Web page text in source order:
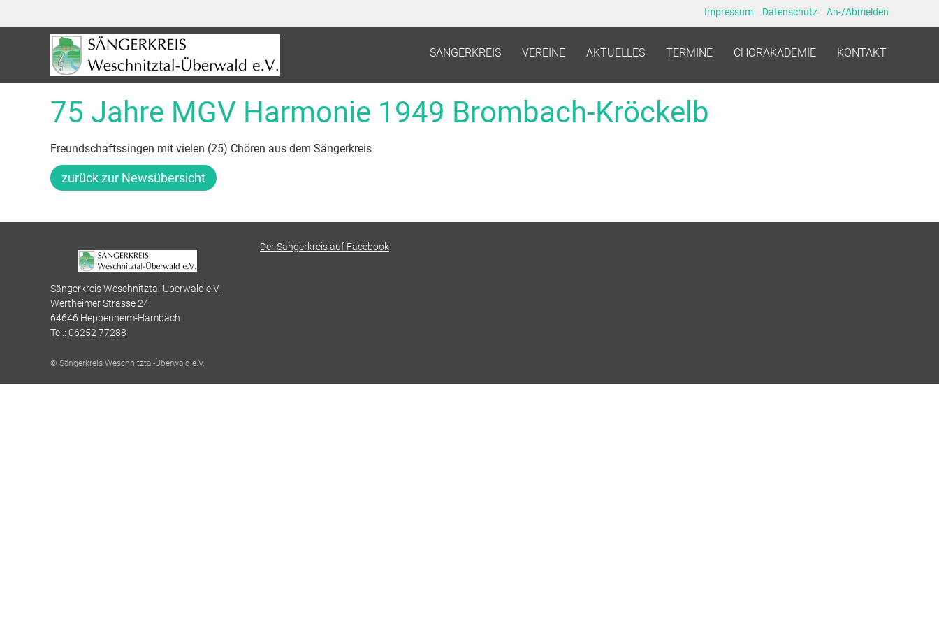
Impressum Datenschutz An-/Abmelden
SÄNGERKREIS VEREINE AKTUELLES TERMINE CHORAKADEMIE KONTAKT
75 Jahre MGV Harmonie 1949 Brombach-Kröckelb
Freundschaftssingen mit vielen (25) Chören aus dem Sängerkreis
zurück zur Newsübersicht
Sängerkreis Weschnitztal-Überwald e.V.
Wertheimer Strasse 24
64646 Heppenheim-Hambach
Tel.: 06252 77288
Der Sängerkreis auf Facebook
© Sängerkreis Weschnitztal-Überwald e.V.